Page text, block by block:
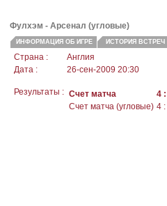
Фулхэм - Арсенал (угловые)
ИНФОРМАЦИЯ ОБ ИГРЕ ИСТОРИЯ ВСТРЕЧ
Страна :
Англия
Дата :
26-сен-2009 20:30
Результаты : Счет матча
4
Счет матча (угловые) 4 :